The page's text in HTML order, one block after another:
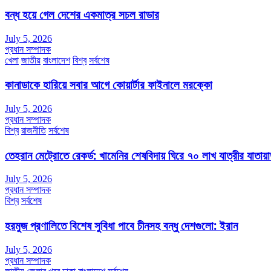
বন্ধ হয়ে গেল দেশের একমাত্র সচল রাডার
July 5, 2026
প্রধান সম্পাদক
খেলা জাতীয় বাংলাদেশ বিশ্ব সর্বশেষ
কানাডাকে হারিয়ে সবার আগে কোয়ার্টার ফাইনালে মরক্কো
July 5, 2026
প্রধান সম্পাদক
বিশ্ব রাজনীতি সর্বশেষ
তেহরান মেট্রোতে রেকর্ড: খামেনির শেষবিদায় ঘিরে ৭০ লাখ যাত্রীর
July 5, 2026
প্রধান সম্পাদক
বিশ্ব সর্বশেষ
হরমুজ প্রণালিতে বিশেষ সুবিধা পাবে চীনসহ বন্ধু দেশগুলো: ইরান
July 5, 2026
প্রধান সম্পাদক